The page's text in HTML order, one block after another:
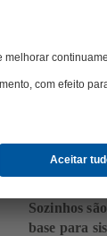
Sozinhos
base para